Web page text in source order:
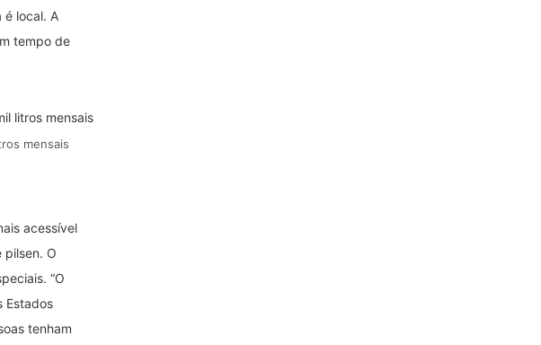
é local. A
tempo de
mensais
acessível
pilsen. O
“O
Estados
tenham